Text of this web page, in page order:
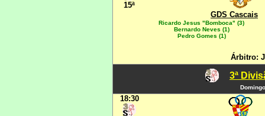
15ª
GDS Cascais
Ricardo Jesus "Bomboca" (3)
Bernardo Neves (1)
Pedro Gomes (1)
Árbitro:
3ª
18:30